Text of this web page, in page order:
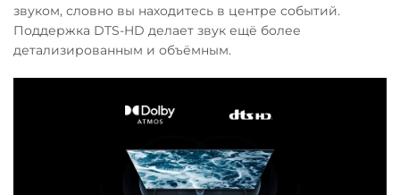
звуком, словно вы находитесь в центре событий.
Поддержка DTS-HD делает звук ещё более
детализированным и объёмным.